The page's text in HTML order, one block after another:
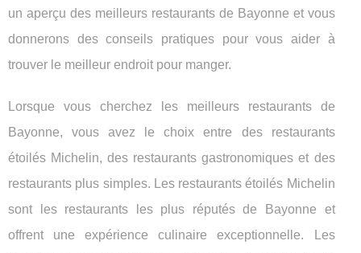
un aperçu des meilleurs restaurants de Bayonne et vous
donnerons des conseils pratiques pour vous aider à
trouver le meilleur endroit pour manger.
Lorsque vous cherchez les meilleurs restaurants de
Bayonne, vous avez le choix entre des restaurants
étoilés Michelin, des restaurants gastronomiques et des
restaurants plus simples. Les restaurants étoilés Michelin
sont les restaurants les plus réputés de Bayonne et
offrent une expérience culinaire exceptionnelle. Les